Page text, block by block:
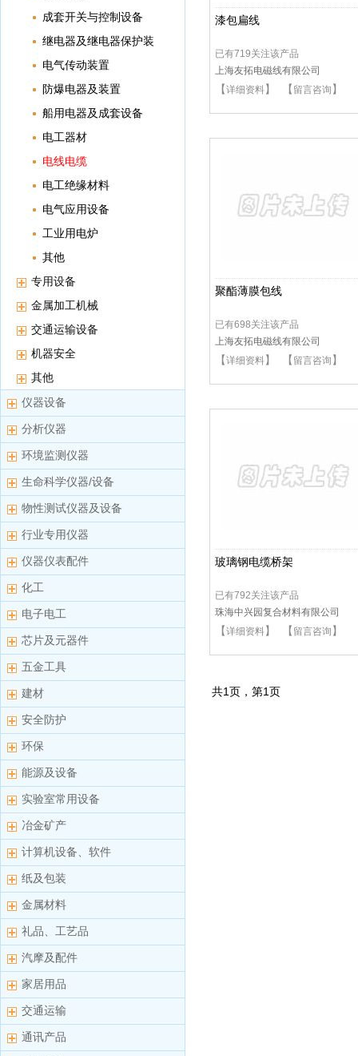
成套开关与控制设备
继电器及继电器保护装
置 电气传动装置
防爆电器及装置
船用电器及成套设备
电工器材
电线电缆
电工绝缘材料
电气应用设备
工业用电炉
其他
专用设备
金属加工机械
交通运输设备
机器安全
其他
仪器设备
分析仪器
环境监测仪器
生命科学仪器/设备
物性测试仪器及设备
行业专用仪器
仪器仪表配件
化工
电子电工
芯片及元器件
五金工具
建材
安全防护
环保
能源及设备
实验室常用设备
冶金矿产
计算机设备、软件
纸及包装
金属材料
礼品、工艺品
汽摩及配件
家居用品
交通运输
通讯产品
漆包扁线
已有719关注该产品
上海友拓电磁线有限公司
【详细资料】 【 留言咨询 】
聚酯薄膜包线
已有698关注该产品
上海友拓电磁线有限公司
【详细资料】 【 留言咨询 】
玻璃钢电缆桥架
已有792关注该产品
珠海中兴园复合材料有限公司
【详细资料】 【 留言咨询 】
共1页，第1页